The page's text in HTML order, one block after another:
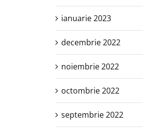
ianuarie 2023
decembrie 2022
noiembrie 2022
octombrie 2022
septembrie 2022